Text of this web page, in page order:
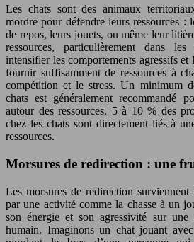
Les chats sont des animaux
mordre pour défendre leurs ressources :
de repos, leurs jouets, ou même leur
ressources, particulièrement dans
intensifier les comportements agressifs
fournir suffisamment de ressources à
compétition et le stress. Un minimum
chats est généralement recommandé
autour des ressources. 5 à 10 % des
chez les chats sont directement liés à
ressources.
Morsures de redirection : une
Les morsures de redirection surviennent
par une activité comme la chasse à un
son énergie et son agressivité sur
humain. Imaginons un chat jouant